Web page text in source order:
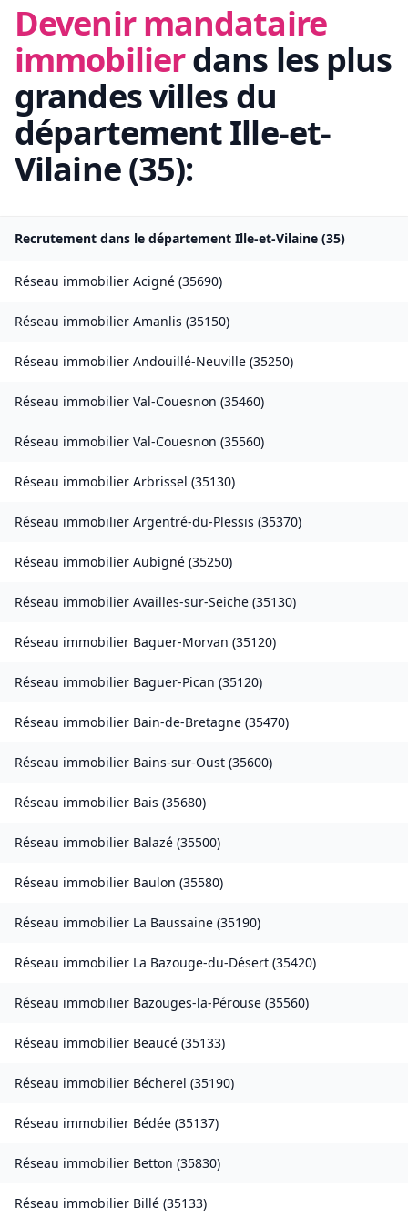
Devenir mandataire
immobilierdans les plus
grandes villes du
départementIlle-et-
Vilaine(35):
Recrutement dans le département Ille-et-Vilaine (35)
Réseau immobilier Acigné (35690)
Réseau immobilier Amanlis (35150)
Réseau immobilier Andouillé-Neuville (35250)
Réseau immobilier Val-Couesnon (35460)
Réseau immobilier Val-Couesnon (35560)
Réseau immobilier Arbrissel (35130)
Réseau immobilier Argentré-du-Plessis (35370)
Réseau immobilier Aubigné (35250)
Réseau immobilier Availles-sur-Seiche (35130)
Réseau immobilier Baguer-Morvan (35120)
Réseau immobilier Baguer-Pican (35120)
Réseau immobilier Bain-de-Bretagne (35470)
Réseau immobilier Bains-sur-Oust (35600)
Réseau immobilier Bais (35680)
Réseau immobilier Balazé (35500)
Réseau immobilier Baulon (35580)
Réseau immobilier La Baussaine (35190)
Réseau immobilier La Bazouge-du-Désert (35420)
Réseau immobilier Bazouges-la-Pérouse (35560)
Réseau immobilier Beaucé (35133)
Réseau immobilier Bécherel (35190)
Réseau immobilier Bédée (35137)
Réseau immobilier Betton (35830)
Réseau immobilier Billé (35133)